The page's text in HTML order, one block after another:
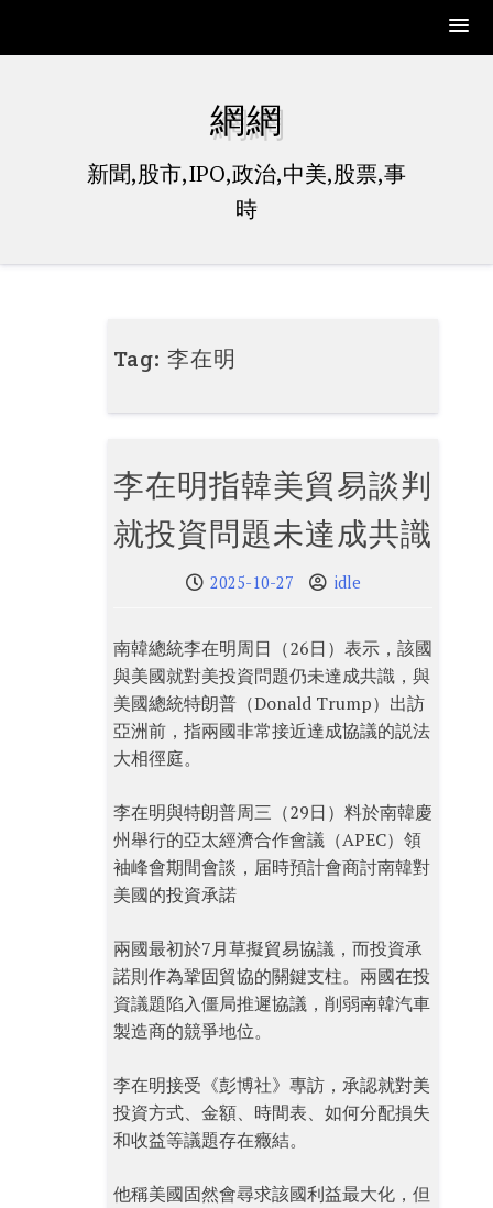
網網
新聞,股市,IPO,政治,中美,股票,事
時
Tag:李在明
李在明指韓美貿易談判
就投資問題未達成共識
2025-10-27 idle
南韓總統李在明周日（26日）表示，該國
與美國就對美投資問題仍未達成共識，與
美國總統特朗普（Donald Trump）出訪
亞洲前，指兩國非常接近達成協議的説法
大相徑庭。
李在明與特朗普周三（29日）料於南韓慶
州舉行的亞太經濟合作會議（APEC）領
袖峰會期間會談，届時預計會商討南韓對
美國的投資承諾
兩國最初於7月草擬貿易協議，而投資承
諾則作為鞏固貿協的關鍵支柱。兩國在投
資議題陷入僵局推遲協議，削弱南韓汽車
製造商的競爭地位。
李在明接受《彭博社》專訪，承認就對美
投資方式、金額、時間表、如何分配損失
和收益等議題存在癥結。
他稱美國固然會尋求該國利益最大化，但